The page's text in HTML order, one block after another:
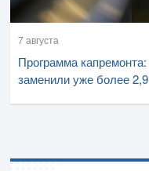
7 августа
Программа
заменили уже более